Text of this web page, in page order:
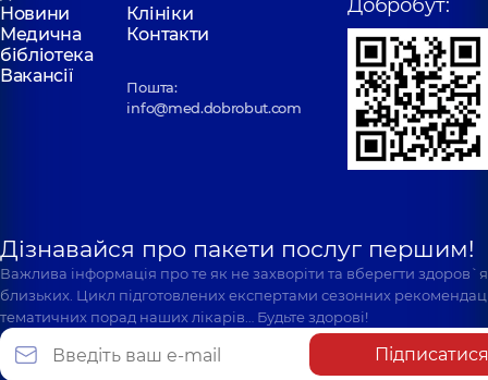
Новини
Клініки
Медична
бібліотека
Контакти
Вакансії
Пошта:
info@med.dobrobut.com
Добробут:
Дізнавайся про пакети послуг першим!
Важлива інформація про те як не захворіти та вберегти
близьких. Цикл підготовлених експертами сезонних
тематичних порад наших лікарів… Будьте здорові!
Підписатися